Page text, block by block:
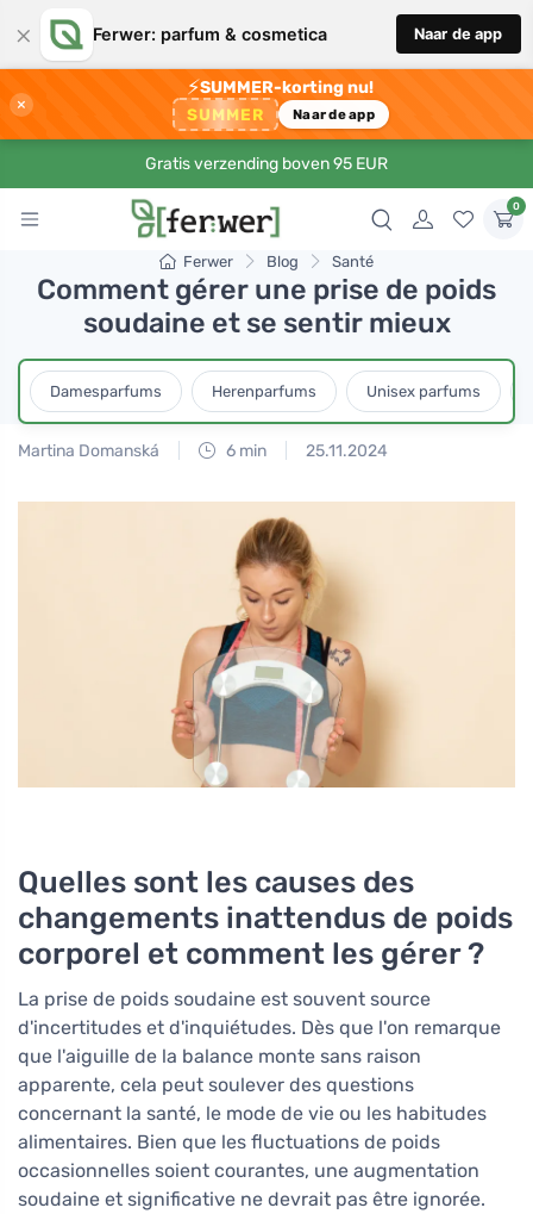
× Ferwer: parfum & cosmetica Naar de app
×
⚡SUMMER-korting nu!
SUMMER Naar de app
Gratis verzending boven 95 EUR
0
Ferwer Blog Santé
Comment gérer une prise de poids
soudaine et se sentir mieux
Damesparfums Herenparfums Unisex parfums
Martina Domanská 6 min 25.11.2024
Quelles sont les causes des
changements inattendus de poids
corporel et comment les gérer ?
La prise de poids soudaine est souvent source
d'incertitudes et d'inquiétudes. Dès que l'on remarque
que l'aiguille de la balance monte sans raison
apparente, cela peut soulever des questions
concernant la santé, le mode de vie ou les habitudes
alimentaires. Bien que les fluctuations de poids
occasionnelles soient courantes, une augmentation
soudaine et significative ne devrait pas être ignorée.